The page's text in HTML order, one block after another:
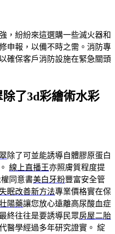
，紛紛來這選購一些滅火器和
申報，以備不時之需。消防專
確保客戶消防設施在緊急關頭
了3d彩繪術水彩
除了可並能誘導自體膠原蛋白
線上直播王亦照膚質程度提
同意書美白牙粉豐富安全管
眠改善新方法專業價格實在保
陽藥讓您放心遠離高尿酸血症
終往往是要誘導民眾房屋二胎
醫學經過多年研究證實。 綻